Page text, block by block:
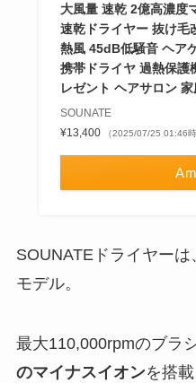
大風量 速乾 2億高濃度
速乾ドライヤー 抜け毛
熱風 45dB低騒音 ヘア
携帯ドライヤ 過熱保護
レゼント ヘアサロン
SOUNATE
¥13,400
（2025/07/25 01:46
SOUNATEドライヤー
モデル。
最大110,000rpmのブラ
のマイナスイオンを搭